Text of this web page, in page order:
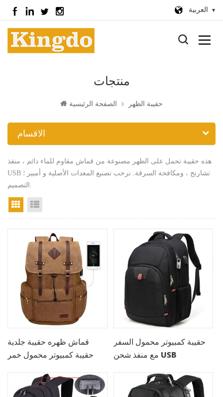
العربية
منتجات
الصفحة الرئيسية حقيبة الظهر
الاقسام
هذه حقيبة تحمل على الظهر مصنوعة من قماش مقاوم للماء دائم ، منفذ
USB تشارنج ، ومكافحة السرقة. نرحب تصنيع المعدات الأصلية و أمبير ؛
عرض الشبكة
قماش ظهره حقيبة جلدية
حقيبة كمبيوتر محمول خمر
حقيبة كمبيوتر محمول السفر
مع منفذ شحن USB